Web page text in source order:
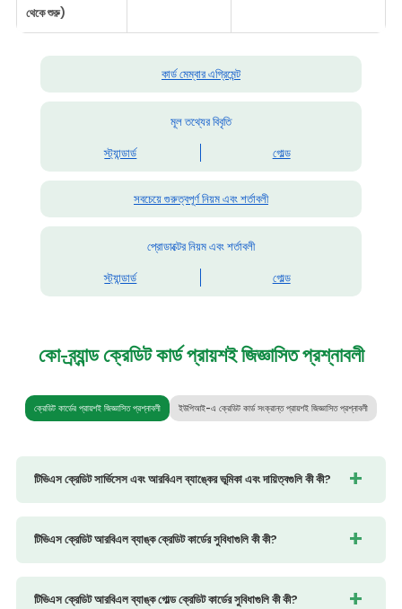
থেকে শুরু)
কার্ড মেম্বার এগ্রিমেন্ট
মূল তথ্যের বিবৃতি
স্ট্যান্ডার্ড
গোল্ড
সবচেয়ে গুরুত্বপূর্ণ নিয়ম এবং শর্তাবলী
প্রোডাক্টের নিয়ম এবং শর্তাবলী
স্ট্যান্ডার্ড
গোল্ড
কো-ব্র্যান্ড ক্রেডিট কার্ডপ্রায়শই জিজ্ঞাসিত প্রশ্নাবলী
ক্রেডিট কার্ডের প্রায়শই জিজ্ঞাসিত প্রশ্নাবলী ইউপিআই-এ ক্রেডিট কার্ড সংক্রান্ত প্রায়শই জিজ্ঞাসিত প্রশ্নাবলী
টিভিএস ক্রেডিট সার্ভিসেস এবং আরবিএল ব্যাঙ্কের ভূমিকা এবং দায়িত্বগুলি কী কী?
টিভিএস ক্রেডিট আরবিএল ব্যাঙ্ক ক্রেডিট কার্ডের সুবিধাগুলি কী কী?
টিভিএস ক্রেডিট আরবিএল ব্যাঙ্ক গোল্ড ক্রেডিট কার্ডের সুবিধাগুলি কী কী?